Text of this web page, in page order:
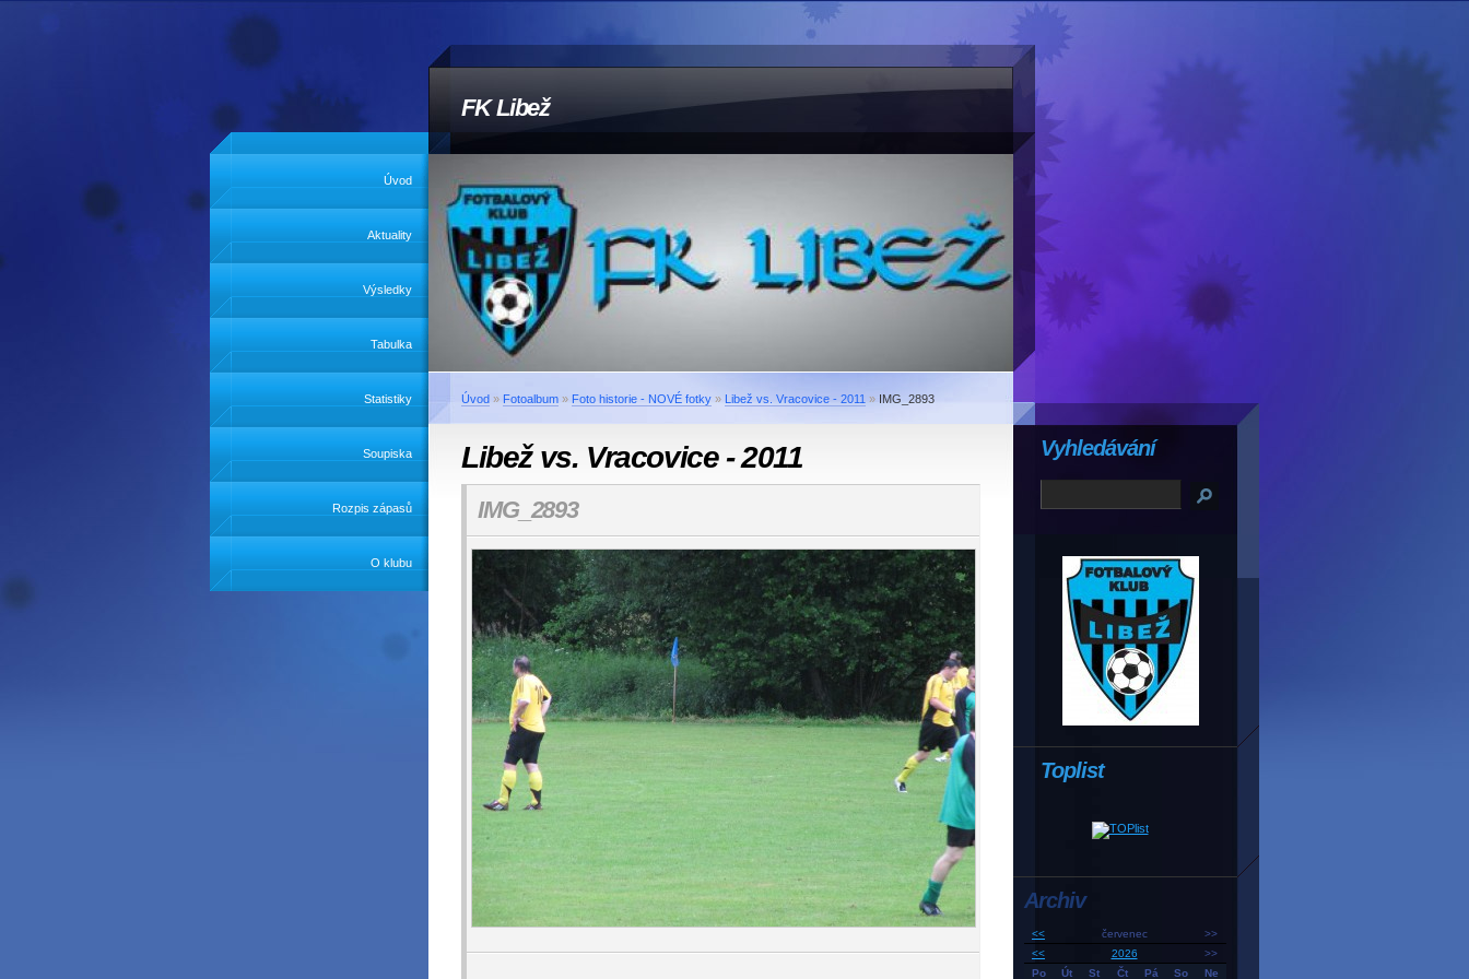
FK Libež
Úvod
Aktuality
Výsledky
Tabulka
Statistiky
Soupiska
Rozpis zápasů
O klubu
Úvod » Fotoalbum » Foto historie - NOVÉ fotky » Libež vs. Vracovice - 2011 » IMG_2893
Libež vs. Vracovice - 2011
IMG_2893
Toplist
Vyhledávání
Archiv
<< červenec
>>
<<
2026
>>
Po
Út St Čt Pá So Ne